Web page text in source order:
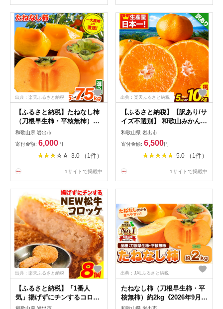
出典：楽天ふるさと納税
【ふるさと納税】たねなし柿
（刀根早生柿・平核無柿）約
1.5kg ～ 7.5kg 《2026年9月
中旬-11月上旬頃出荷(土日祝
除く)》 和歌山県 岩出市 種な
し柿 柿 果物 フルーツ 2L～M
和歌山県 岩出市
寄付金額: 6,000円
3.0 （1件）
1サイトで掲載中
出典：楽天ふるさと納税
【ふるさと納税】【訳あり/サ
イズ不選別】 和歌山みかん
選べる 内容量 5kg 約10kg 和
歌山県産 《2026年11月中旬‐
2027年1月中旬頃出荷(土日祝
除く)》たっぷり ご家庭用 2L
柑 ミカン 柑橘 果物 フルーツ
和歌山県 岩出市
寄付金額: 6,500円
5.0 （1件）
1サイトで掲載中
出典：楽天ふるさと納税
【ふるさと納税】「1番人
気」揚げずにチンするコロッ
ケ 揚げないNEW松牛コロッ
出典：JALふるさと納税
たねなし柿（刀根早生柿・平
核無柿）約2kg《2026年9月中
旬-11月上旬頃出荷(土日祝除